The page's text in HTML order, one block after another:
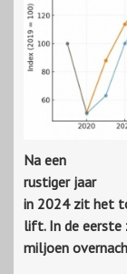
Na een
rustiger jaar
in 2024 zit het
lift. In de eerste
miljoen